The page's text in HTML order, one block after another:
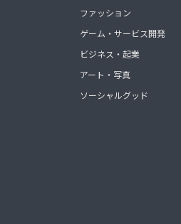
ファッション
ゲーム・サービス開発
ビジネス・起業
アート・写真
ソーシャルグッド